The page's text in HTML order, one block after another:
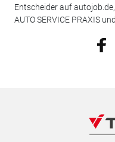
Entscheider auf
AUTO SERVICE PRAXIS